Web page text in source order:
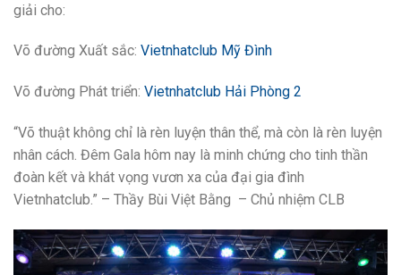
giải cho:
Võ đường Xuất sắc: Vietnhatclub Mỹ Đình
Võ đường Phát triển: Vietnhatclub Hải Phòng 2
“Võ thuật không chỉ là rèn luyện thân thể, mà còn là rèn luyện
nhân cách. Đêm Gala hôm nay là minh chứng cho tinh thần
đoàn kết và khát vọng vươn xa của đại gia đình
Vietnhatclub.” – Thầy Bùi Việt Bằng – Chủ nhiệm CLB